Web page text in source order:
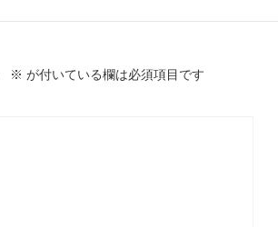
※ が付いている欄は必須項目です